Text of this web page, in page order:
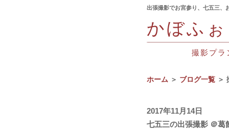
出張撮影でお宮参り、七五三、
かぼふ
撮影プラ
ホーム ＞ ブログ一覧 ＞
2017年11月14日
七五三の出張撮影 ＠葛